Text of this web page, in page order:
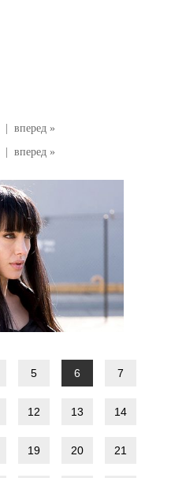
вперед »
вперед »
5 6 7
12 13 14
19 20 21